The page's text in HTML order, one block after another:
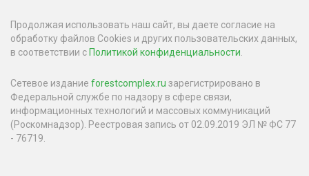
Продолжая использовать наш сайт, вы даете согласие на
обработку файлов Cookies и других пользовательских данных,
в соответствии сПолитикой конфиденциальности
Сетевое издание forestcomplex.ru зарегистрировано в
Федеральной службе по надзору в сфере связи,
информационных технологий и массовых коммуникаций
(Роскомнадзор). Реестровая запись от 02.09.2019 ЭЛ № ФС 77
- 76719.